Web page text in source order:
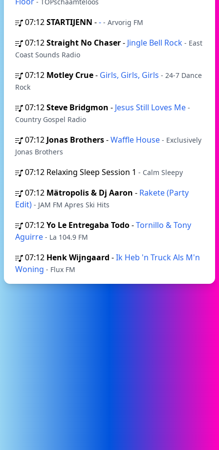
07:12STARTIJENN -- - Arvorig FM
07:12Straight No Chaser- Jingle Bell Rock - East
Coast Sounds Radio
07:12 Motley Crue- Girls, Girls, Girls - 24-7 Dance
Rock
07:12Steve Bridgmon - Jesus Still Loves Me -
Country Gospel Radio
07:12 Jonas Brothers-Waffle House - Exclusively
Jonas Brothers
07:12 Relaxing Sleep Session 1 - Calm Sleepy
07:12 Mätropolis & Dj Aaron - Rakete (Party
Edit) - JAM FM Apres Ski Hits
07:12Yo Le Entregaba Todo-Tornillo & Tony
Aguirre - La 104.9 FM
07:12 Henk Wijngaard -Ik Heb 'n Truck Als M'n
Woning - Flux FM